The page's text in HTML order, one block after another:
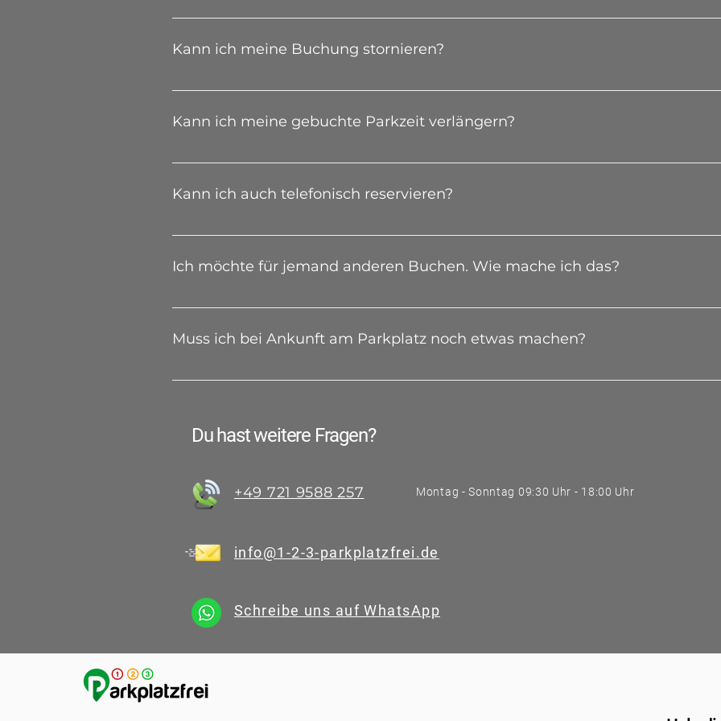
Du kannst bis zu 12 Monaten im Voraus deinen Parkplatz reservieren.
Kann ich meine Buchung stornieren?
Ja. Du kannst deine Buchung kostenlos stornieren, solange die Buchungszeit noch
Kann ich meine gebuchte Parkzeit verlängern?
Sollte der Parkplatz nicht ausgebucht sein, kannst du deine Parkzeit ganz leicht
Parkzeit brauchst, kontaktiere uns einfach und wir finden eine Lösung.
Kann ich auch telefonisch reservieren?
Nein, leider nicht. Unsere Mitarbeiter helfen dir aber gerne telefonisch bei der
Ich möchte für jemand anderen Buchen. Wie mache ich das?
Gib bei der Buchung einfach die E-Mail Adresse von der Person an, die bei uns
Muss ich bei Ankunft am Parkplatz noch etwas machen?
Nein, du kannst direkt zum Terminal gehen. Mit der Buchung hast du bereits alles
Du hast weitere Fragen?
+49 721 9588 257 Montag - Sonntag 09:30 Uhr - 18:00 Uhr
info@1-2-3-parkplatzfrei.de
Schreibe uns auf WhatsApp